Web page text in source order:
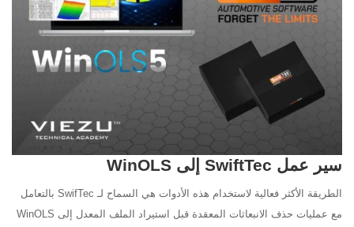
سير عمل SwiftTec إلى WinOLS
الطريقة الأكثر فعالية لاستخدام هذه الأدوات هي السماح لـ SwifTec بالتعامل
مع عمليات حذف الانبعاثات المعقدة قبل استيراد الملف المعدل إلى WinOLS